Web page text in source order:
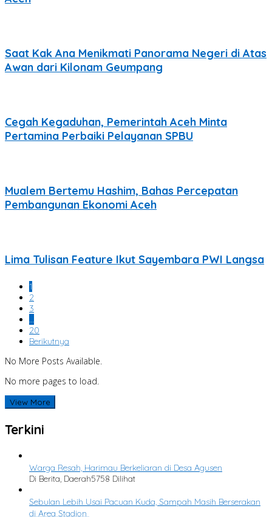
Saat Kak Ana Menikmati Panorama Negeri di Atas
Awan dari Kilonam Geumpang
Cegah Kegaduhan, Pemerintah Aceh Minta
Pertamina Perbaiki Pelayanan SPBU
Mualem Bertemu Hashim, Bahas Percepatan
Pembangunan Ekonomi Aceh
Lima Tulisan Feature Ikut Sayembara PWI Langsa
1
2
3
20
Berikutnya
No More Posts Available.
No more pages to load.
View More
Terkini
Warga Resah, Harimau Berkeliaran di Desa Agusen
Di Berita, Daerah5758 Dilihat
Sebulan Lebih Usai Pacuan Kuda, Sampah Masih Berserakan
di Area Stadion